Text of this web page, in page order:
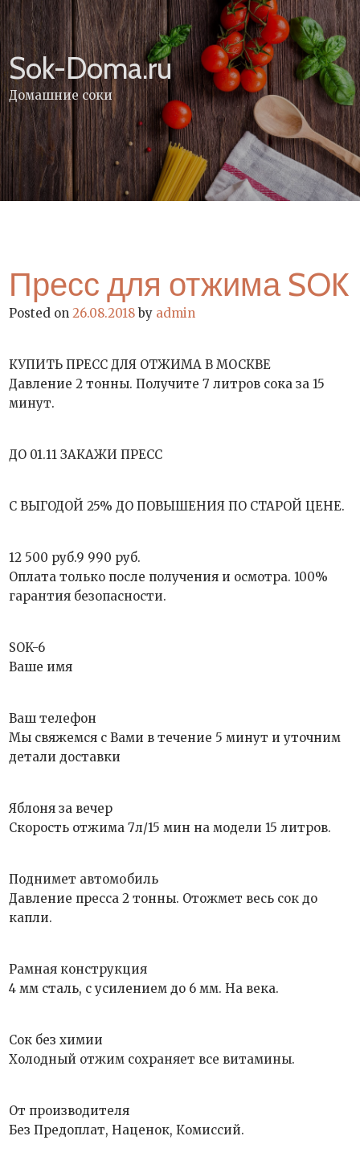
Skip
to
content
Sok-Doma.ru
Домашние соки
Пресс для отжима SOK
Posted on26.08.2018by admin
КУПИТЬ ПРЕСС ДЛЯ ОТЖИМА В МОСКВЕ
Давление 2 тонны. Получите 7 литров сока за 15
минут.
ДО 01.11 ЗАКАЖИ ПРЕСС
С ВЫГОДОЙ 25% ДО ПОВЫШЕНИЯ ПО СТАРОЙ ЦЕНЕ.
12 500 руб.9 990 руб.
Оплата только после получения и осмотра. 100%
гарантия безопасности.
SOK-6
Ваше имя
Ваш телефон
Мы свяжемся с Вами в течение 5 минут и уточним
детали доставки
Яблоня за вечер
Скорость отжима 7л/15 мин на модели 15 литров.
Поднимет автомобиль
Давление пресса 2 тонны. Отожмет весь сок до
капли.
Рамная конструкция
4 мм сталь, с усилением до 6 мм. На века.
Сок без химии
Холодный отжим сохраняет все витамины.
От производителя
Без Предоплат, Наценок, Комиссий.